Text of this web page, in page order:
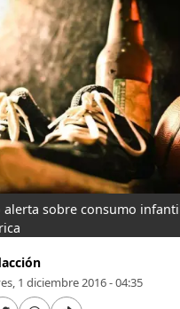
alerta sobre consumo
1 diciembre 2016 - 04:35